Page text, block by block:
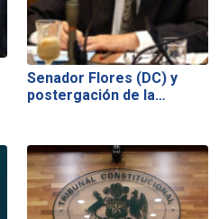
Senador Flores (DC) y
postergación de la…